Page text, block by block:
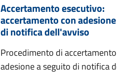
Accertamento esecutivo:
accertamento con
di notifica dell'avviso
Procedimento di
adesione a seguito di notifica